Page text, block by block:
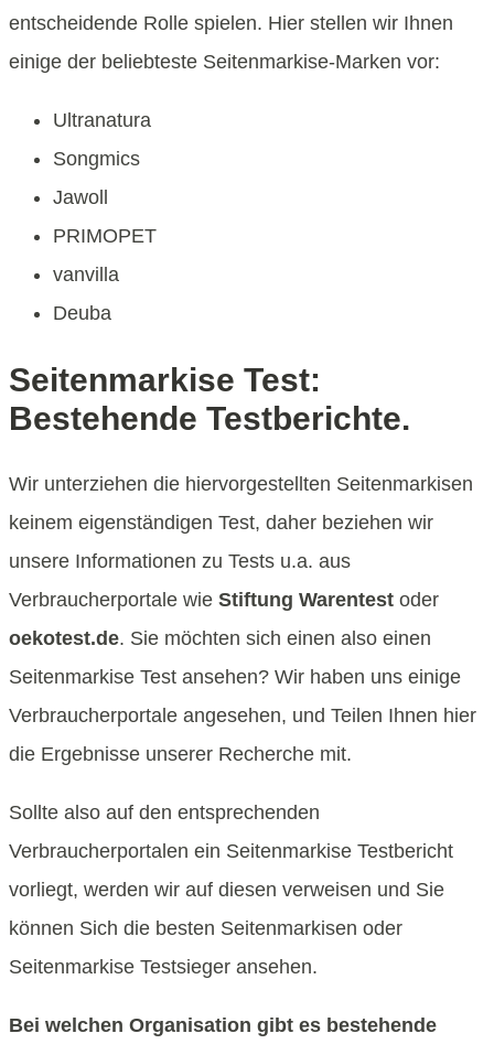
entscheidende Rolle spielen. Hier stellen wir Ihnen
einige der beliebteste Seitenmarkise-Marken vor:
Ultranatura
Songmics
Jawoll
PRIMOPET
vanvilla
Deuba
Seitenmarkise Test:
Bestehende Testberichte.
Wir unterziehen die hiervorgestellten Seitenmarkisen
keinem eigenständigen Test, daher beziehen wir
unsere Informationen zu Tests u.a. aus
Verbraucherportale wie Stiftung Warentest oder
oekotest.de. Sie möchten sich einen also einen
Seitenmarkise Test ansehen? Wir haben uns einige
Verbraucherportale angesehen, und Teilen Ihnen hier
die Ergebnisse unserer Recherche mit.
Sollte also auf den entsprechenden
Verbraucherportalen ein Seitenmarkise Testbericht
vorliegt, werden wir auf diesen verweisen und Sie
können Sich die besten Seitenmarkisen oder
Seitenmarkise Testsieger ansehen.
Bei welchen Organisation gibt es bestehende